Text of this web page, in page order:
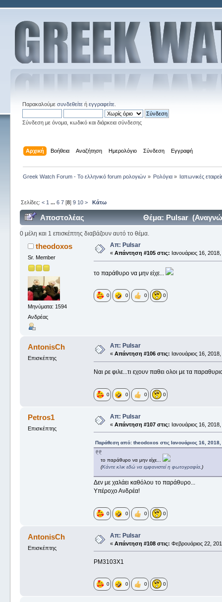
Παρακαλούμε συνδεθείτεή εγγραφείτε.
Σύνδεση με όνομα, κωδικό και διάρκεια σύνδεσης
Αρχική Βοήθεια Αναζήτηση Ημερολόγιο Σύνδεση Εγγραφή
Greek Watch Forum - Το ελληνικό forum ρολογιών » Ρολόγια » Ιαπωνικές
Σελίδες: < 1 ... 6 7[8] 9 10 > Κάτω
Αποστολέας Θέμα: Pulsar
0 μέλη και 1 επισκέπτης διαβάζουν αυτό το θέμα.
theodoxos
Sr. Member
Μηνύματα: 1594
Ανδρέας
Απ: Pulsar
« Απάντηση #105 στις: Ιανουάριος 16,
το παράθυρο να μην είχε...
0 0 0 0
AntonisCh
Επισκέπτης
Απ: Pulsar
« Απάντηση #106 στις: Ιανουάριος 16,
Ναι ρε φιλε...τι εχουν παθει ολοι με τα
0 0 0 0
Petros1
Επισκέπτης
Απ: Pulsar
« Απάντηση #107 στις: Ιανουάριος 16,
Παράθεση από: theodoxos στις Ιανουάριος 16,
το παράθυρο να μην είχε...
(Κάντε κλικ εδώ να εμφανιστεί η φωτογραφία.)
Δεν με χαλάει καθόλου το παράθυρο...
Υπέροχο Ανδρέα!
0 0 0 0
AntonisCh
Επισκέπτης
Απ: Pulsar
« Απάντηση #108 στις: Φεβρουάριος 22,
PM3103X1
0 0 0 0